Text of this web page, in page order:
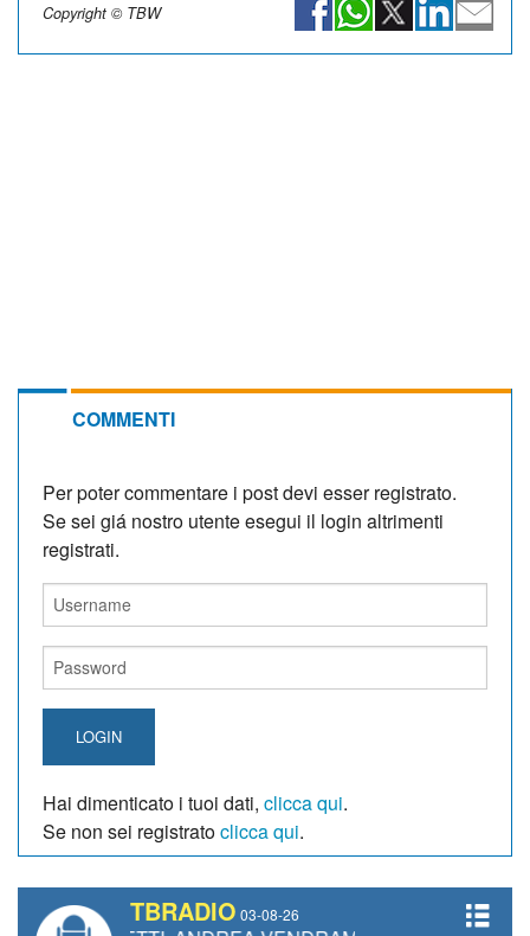
Copyright © TBW
COMMENTI
Per poter commentare i post devi esser registrato.
Se sei giá nostro utente esegui il login altrimenti
registrati.
LOGIN
Hai dimenticato i tuoi dati, clicca qui.
Se non sei registratoclicca qui.
TBRADIO 03-08-26